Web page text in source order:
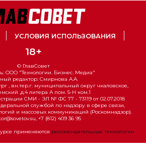
УСЛОВИЯ ИСПОЛЬЗОВАНИЯ
18+
© ГлавСовет
ООО "Технологии. Бизнес. Медиа"
редактор: Смирнова А.А.
, вн.тер.г. муниципальный округ чкаловское,
,д.4 литера А пом. 5-Н ком.1
СМИ - ЭЛ № ФС 77 - 73119 от 02.07.2018
службой по надзору в сфере связи,
и массовых коммуникаций (Роскомнадзор).
+7 (812) 409 36 95
применяются рекомендательные технологии